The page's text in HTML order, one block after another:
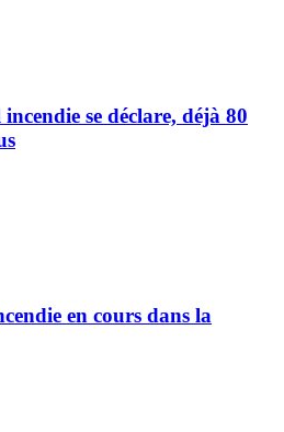
se déclare, déjà 80
en cours dans la